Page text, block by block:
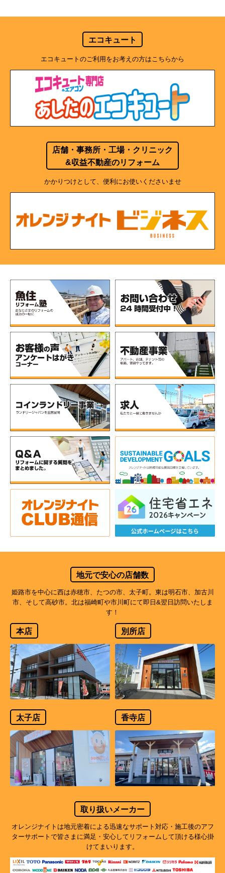
エコキュート
エコキュートのご利用をお考えの方はこちらから
店舗・事務所・工場・クリニック
&収益不動産のリフォーム
かかりつけとして、便利にお使いくださいませ
地元で安心の店舗数
姫路市を中心に西は赤穂市、たつの市、太子町。東は明石市、加古川
市、そして高砂市。北は福崎町や市川町にて即日&翌日訪問いたしま
す！
本店 別所店
太子店 香寺店
取り扱いメーカー
オレンジナイトは地元密着による迅速なサポート対応・施工後のアフ
ターサポートで皆さまに満足・安心してリフォームして頂ける様心掛
けてまいります。